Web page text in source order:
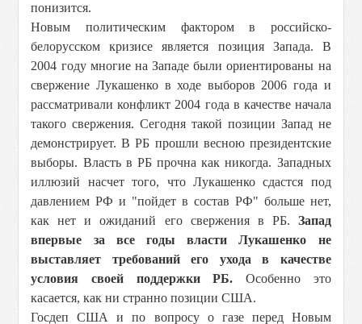
понизится.
Новым политическим фактором в российско-
белорусском кризисе является позиция Запада. В
2004 году многие на Западе были ориентированы на
свержение Лукашенко в ходе выборов 2006 года и
рассматривали конфликт 2004 года в качестве начала
такого свержения. Сегодня такой позиции Запад не
демонстрирует. В РБ прошли весною президентские
выборы. Власть в РБ прочна как никогда. Западных
иллюзий насчет того, что Лукашенко сдастся под
давлением РФ и "пойдет в состав РФ" больше нет,
как нет и ожиданий его свержения в РБ. Запад
впервые за все годы власти Лукашенко не
выставляет требований его ухода в качестве
условия своей поддержки РБ. Особенно это
касается, как ни странно позиции США.
Госдеп США и по вопросу о газе перед Новым